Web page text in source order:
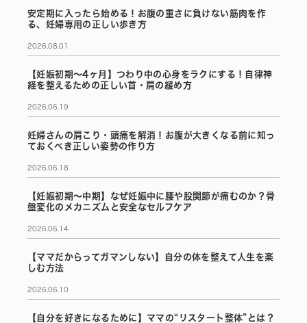
安定期に入ったら始める！お腹の重さに負けない筋肉を作
る、妊婦専用の正しい歩き方
2026.08.01
【妊娠初期〜4ヶ月】つわり中の心身をラクにする！自律神
経を整えるための正しい首・肩の緩め方
2026.06.19
妊婦さんの肩こり・頭痛を解消！お腹が大きくなる前に知っ
ておくべき正しい姿勢の作り方
2026.06.18
【妊娠初期〜中期】なぜ妊娠中に腰や股関節が痛むのか？骨
盤変化のメカニズムと安全なセルフケア
2026.06.14
【ママだからってガマンしない】自分の体を整えて人生を楽
しむ方法
2026.06.10
【自分を好きになるために】ママの“リスタート整体”とは？